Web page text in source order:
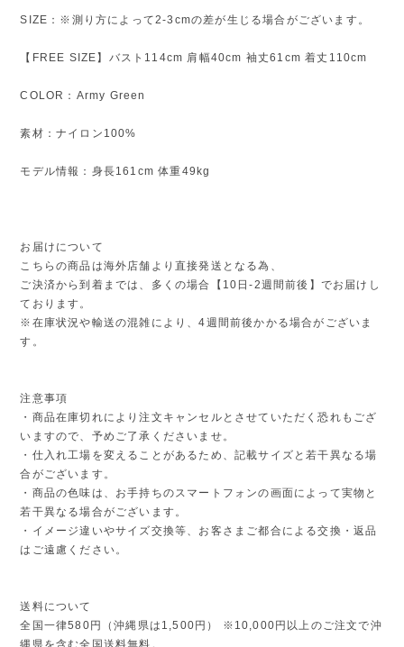
SIZE：※測り方によって2-3cmの差が生じる場合がございます。
【FREE SIZE】バスト114cm 肩幅40cm 袖丈61cm 着丈110cm
COLOR：Army Green
素材：ナイロン100%
モデル情報：身長161cm 体重49kg
お届けについて
こちらの商品は海外店舗より直接発送となる為、
ご決済から到着までは、多くの場合【10日-2週間前後】でお届けし
ております。
※在庫状況や輸送の混雑により、4週間前後かかる場合がございま
す。
注意事項
・商品在庫切れにより注文キャンセルとさせていただく恐れもござ
いますので、予めご了承くださいませ。
・仕入れ工場を変えることがあるため、記載サイズと若干異なる場
合がございます。
・商品の色味は、お手持ちのスマートフォンの画面によって実物と
若干異なる場合がございます。
・イメージ違いやサイズ交換等、お客さまご都合による交換・返品
はご遠慮ください。
送料について
全国一律580円（沖縄県は1,500円） ※10,000円以上のご注文で沖
縄県を含む全国送料無料。